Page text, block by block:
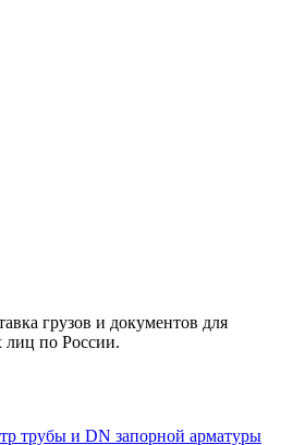
грузов и документов для
лиц по России.